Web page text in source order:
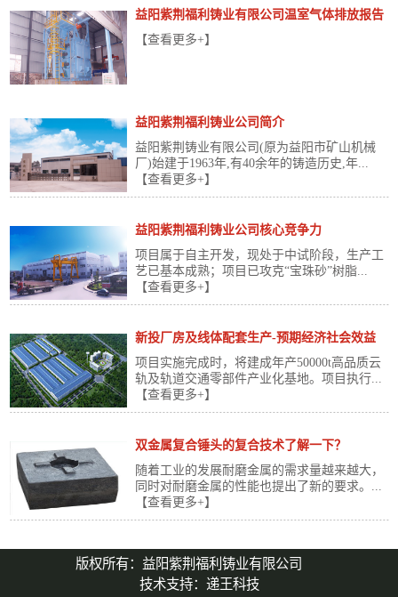
益阳紫荆福利铸业有限公司温室气体排放报告
【查看更多+】
益阳紫荆福利铸业公司简介
益阳紫荆铸业有限公司(原为益阳市矿山机械
厂)始建于1963年,有40余年的铸造历史,年...
【查看更多+】
益阳紫荆福利铸业公司核心竞争力
项目属于自主开发，现处于中试阶段，生产工
艺已基本成熟；项目已攻克“宝珠砂”树脂...
【查看更多+】
新投厂房及线体配套生产-预期经济社会效益
项目实施完成时，将建成年产50000t高品质云
轨及轨道交通零部件产业化基地。项目执行...
【查看更多+】
双金属复合锤头的复合技术了解一下？
随着工业的发展耐磨金属的需求量越来越大，
同时对耐磨金属的性能也提出了新的要求。...
【查看更多+】
版权所有：益阳紫荆福利铸业有限公司
技术支持： 递王科技